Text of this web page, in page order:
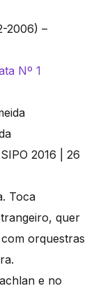
2006) –
Nº 1
Toca
quer
orquestras
e no